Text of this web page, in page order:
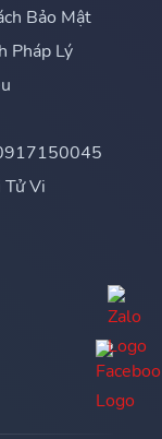
Bảo Mật
Pháp Lý
Vi